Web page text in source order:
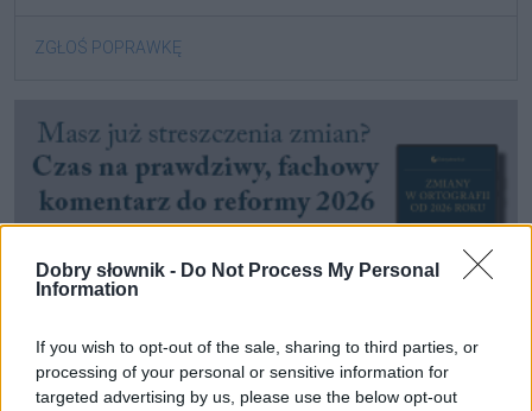
Dobry słownik - Do Not Process My Personal
Information
If you wish to opt-out of the sale, sharing to third parties, or
processing of your personal or sensitive information for
targeted advertising by us, please use the below opt-out
ZGŁOŚ POPRAWKĘ
Pozostały wątpliwości? Brakuje czegoś w haśle?